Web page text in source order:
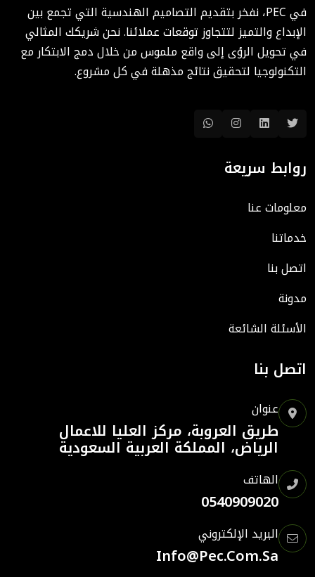
August 02, 2025 12:46 PM
في PEC، نفخر بتقديم التصاميم الهندسية التي تجمع بين
الإبداع والتميز لتتجاوز توقعات عملائنا. نحن شريكك المثالي
في تحويل الرؤى إلى واقع ملموس من خلال دمج الابتكار مع
التكنولوجيا لتحقيق نتائج مذهلة في كل مشروع.
روابط سريعة
معلومات عنا
خدماتنا
اتصل بنا
مدونة
الأسئلة الشائعة
اتصل بنا
عنوان
طريق العروبة، مركز العليا للاعمال
الرياض، المملكة العربية السعودية
الهاتف
0540909020
البريد الإلكتروني
Info@pec.com.sa